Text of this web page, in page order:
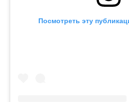
Посмотреть эту